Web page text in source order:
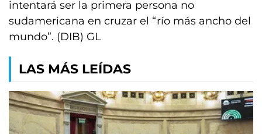
intentará ser la primera persona no
sudamericana en cruzar el “río más ancho del
mundo”. (DIB) GL
LAS MÁS LEÍDAS